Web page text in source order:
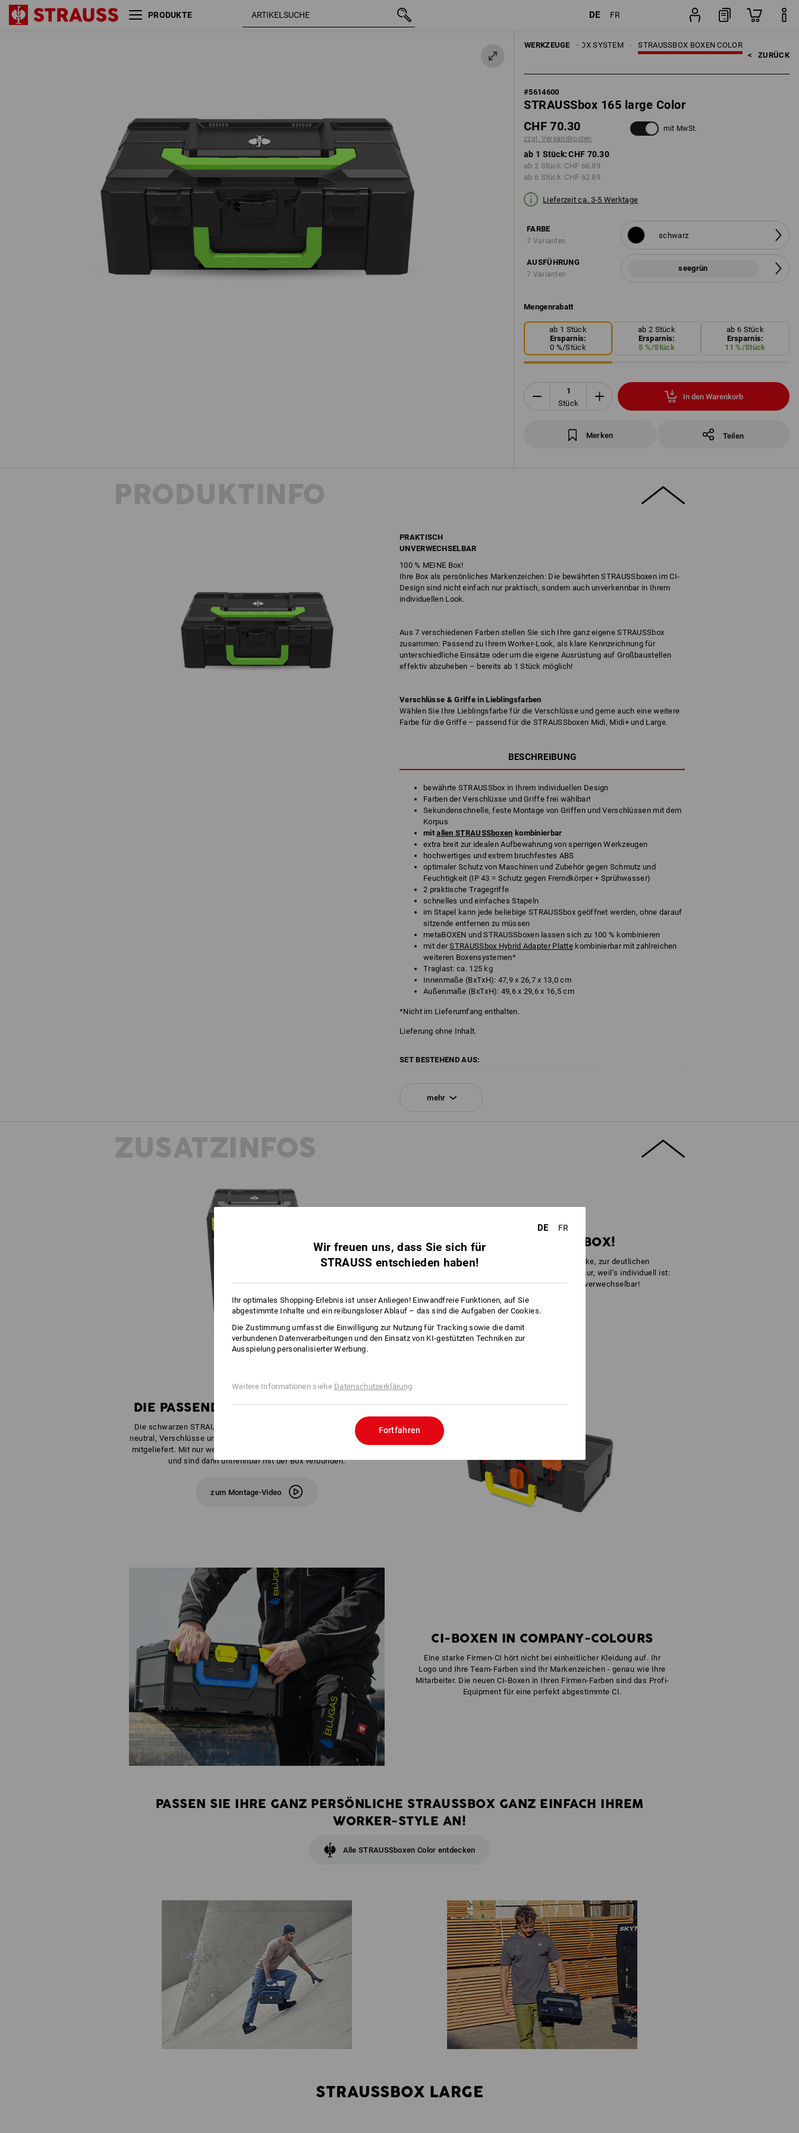
PRODUKTE DE FR
WERKZEUGE STRAUSSBOX BOXEN COLOR
STRAUSSBOX SYSTEM
HANDWERKZEUGE
< ZURÜCK
#5614600
STRAUSSbox 165 large Color
CHF 70.30
zzgl. Versandkosten
mit MwSt.
ab 1 Stück: CHF 70.30
ab 2 Stück: CHF 66.89
ab 6 Stück: CHF 62.89
Lieferzeit ca. 3-5 Werktage
FARBE
7 Varianten
schwarz
AUSFÜHRUNG
7 Varianten
seegrün
Mengenrabatt
ab 1 Stück
Ersparnis:
0 %/Stück
ab 2 Stück
Ersparnis:
5 %/Stück
ab 6 Stück
Ersparnis:
11 %/Stück
Stück
In den Warenkorb
Merken Teilen
schwarz seegrün CHF 70.30
PRODUKTINFO
PRAKTISCH
UNVERWECHSELBAR
100 % MEINE Box!
Ihre Box als persönliches Markenzeichen: Die bewährten STRAUSSboxen im CI-
Design sind nicht einfach nur praktisch, sondern auch unverkennbar in Ihrem
individuellen Look.
Aus 7 verschiedenen Farben stellen Sie sich Ihre ganz eigene STRAUSSbox
zusammen: Passend zu Ihrem Worker-Look, als klare Kennzeichnung für
unterschiedliche Einsätze oder um die eigene Ausrüstung auf Großbaustellen
effektiv abzuheben – bereits ab 1 Stück möglich!
Verschlüsse & Griffe in Lieblingsfarben
Wählen Sie Ihre Lieblingsfarbe für die Verschlüsse und gerne auch eine weitere
Farbe für die Griffe – passend für die STRAUSSboxen Midi, Midi+ und Large.
BESCHREIBUNG
bewährte STRAUSSbox in Ihrem individuellen Design
Farben der Verschlüsse und Griffe frei wählbar!
Sekundenschnelle, feste Montage von Griffen und Verschlüssen mit dem
Korpus
mitallen STRAUSSboxen kombinierbar
extra breit zur idealen Aufbewahrung von sperrigen Werkzeugen
hochwertiges und extrem bruchfestes ABS
optimaler Schutz von Maschinen und Zubehör gegen Schmutz und
Feuchtigkeit (IP 43 = Schutz gegen Fremdkörper + Sprühwasser)
2 praktische Tragegriffe
schnelles und einfaches Stapeln
im Stapel kann jede beliebige STRAUSSbox geöffnet werden, ohne darauf
sitzende entfernen zu müssen
metaBOXEN und STRAUSSboxen lassen sich zu 100 % kombinieren
mit derSTRAUSSbox Hybrid Adapter Platte kombinierbar mit zahlreichen
weiteren Boxensystemen*
Traglast: ca. 125 kg
Innenmaße (BxTxH): 47,9 x 26,7 x 13,0 cm
Außenmaße (BxTxH): 49,6 x 29,6 x 16,5 cm
*Nicht im Lieferumfang enthalten.
Lieferung ohne Inhalt.
SET BESTEHEND AUS:
1xSTRAUSSbox 165 large N
Farbe: schwarz
mehr
ZUSATZINFOS
GANZ KLAR IHRE BOX!
Ob zur Trennung unterschiedlicher Gewerke, zur deutlichen
Kennzeichnung des Inhalts oder ganz einfach nur, weil’s individuell ist:
Die CI-STRAUSSboxen sind einfach unverwechselbar!
DIE PASSENDE BOX FÜR IHREN STYLE
Die schwarzen STRAUSSboxen Midi, Midi+ und Large kommen ganz
neutral, Verschlüsse und Griffe in Ihrer Lieblingsfarbe werden separat
mitgeliefert. Mit nur wenigen Handgriffen werden diese fest montiert
und sind dann untrennbar mit der Box verbunden.
zum Montage-Video
CI-BOXEN IN COMPANY-COLOURS
Eine starke Firmen-CI hört nicht bei einheitlicher Kleidung auf. Ihr
Logo und Ihre Team-Farben sind Ihr Markenzeichen - genau wie Ihre
Mitarbeiter. Die neuen CI-Boxen in Ihren Firmen-Farben sind das Profi-
Equipment für eine perfekt abgestimmte CI.
PASSEN SIE IHRE GANZ PERSÖNLICHE STRAUSSBOX GANZ EINFACH IHREM
WORKER-STYLE AN!
Alle STRAUSSboxen Color entdecken
STRAUSSBOX LARGE
DE FR
Wir freuen uns, dass Sie sich für
STRAUSS entschieden haben!
Ihr optimales Shopping-Erlebnis ist unser Anliegen! Einwandfreie Funktionen, auf Sie
abgestimmte Inhalte und ein reibungsloser Ablauf – das sind die Aufgaben der Cookies.
Die Zustimmung umfasst die Einwilligung zur Nutzung für Tracking sowie die damit
verbundenen Datenverarbeitungen und den Einsatz von KI-gestützten Techniken zur
Ausspielung personalisierter Werbung.
Weitere Informationen siehe Datenschutzerklärung.
Fortfahren